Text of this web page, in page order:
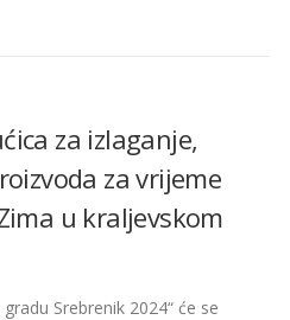
za izlaganje,
za vrijeme
u kraljevskom
Srebrenik 2024“ će se